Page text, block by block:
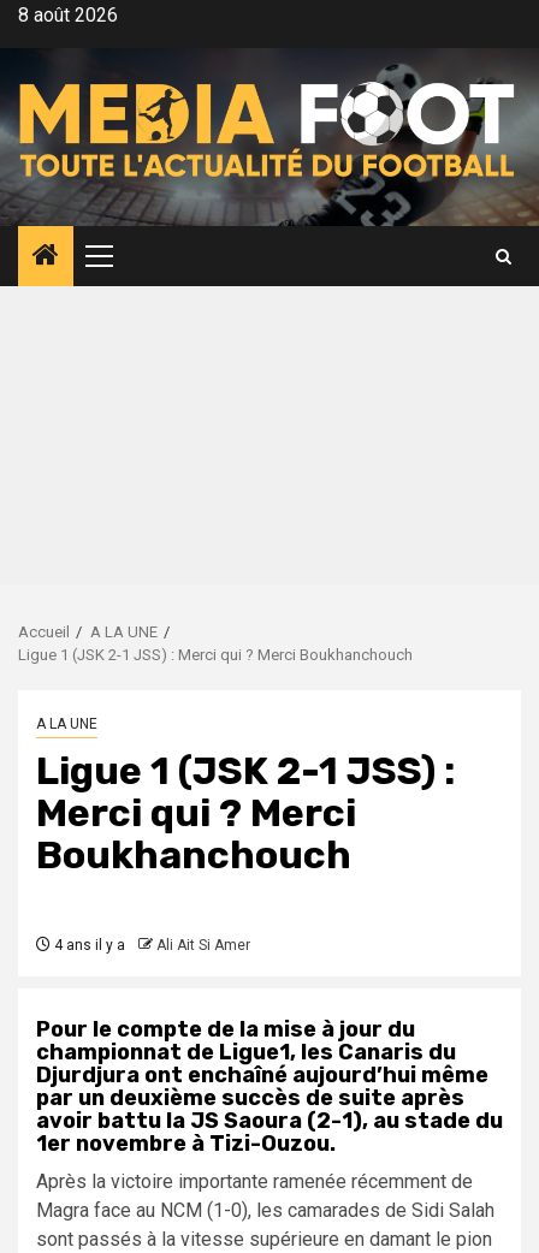
Aller8 août 2026
Menu
principal
Accueil
A LA UNE
Ligue 1 (JSK 2-1 JSS) : Merci qui ? Merci Boukhanchouch
A LA UNE
Ligue 1 (JSK 2-1 JSS) :
Merci qui ? Merci
Boukhanchouch
4 ans il y a Ali Ait Si Amer
Pour le compte de la mise à jour du
championnat de Ligue1, les Canaris du
Djurdjura ont enchaîné aujourd’hui même
par un deuxième succès de suite après
avoir battu la JS Saoura (2-1), au stade du
1er novembre à Tizi-Ouzou.
Après la victoire importante ramenée récemment de
Magra face au NCM (1-0), les camarades de Sidi Salah
sont passés à la vitesse supérieure en damant le pion